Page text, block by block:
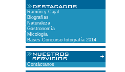
Ramón y Cajal
Biografías
Naturaleza
Gastronomía
Micología
Bases Concurso fotografía 2014
Contáctanos